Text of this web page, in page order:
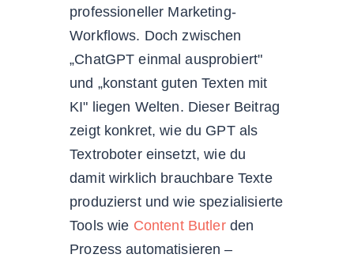
professioneller Marketing-
Workflows. Doch zwischen
„ChatGPT einmal ausprobiert"
und „konstant guten Texten mit
KI" liegen Welten. Dieser Beitrag
zeigt konkret, wie du GPT als
Textroboter einsetzt, wie du
damit wirklich brauchbare Texte
produzierst und wie spezialisierte
Tools wie Content Butlerden
Prozess automatisieren –